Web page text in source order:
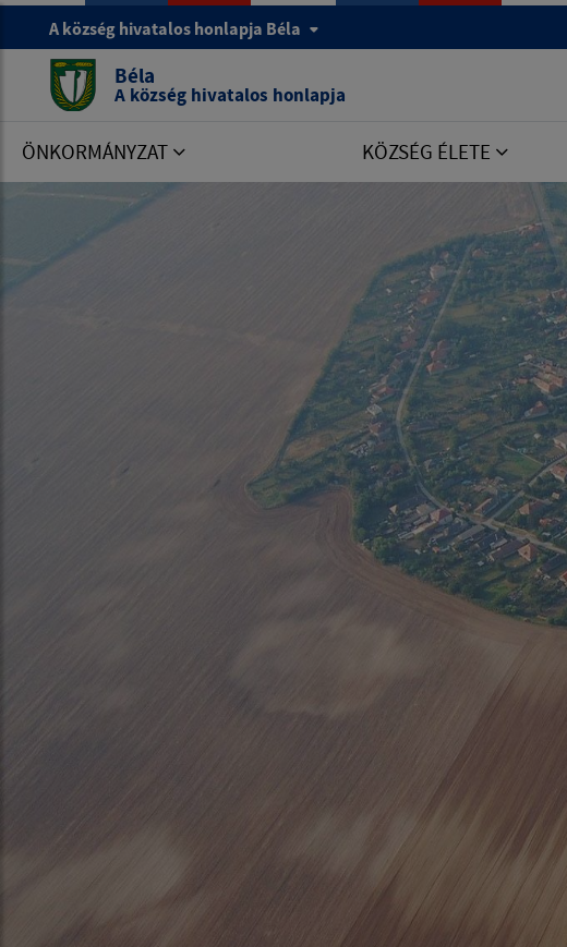
A község hivatalos honlapja Béla
Béla
A község hivatalos honlapja
ÖNKORMÁNYZAT KÖZSÉG ÉLETE